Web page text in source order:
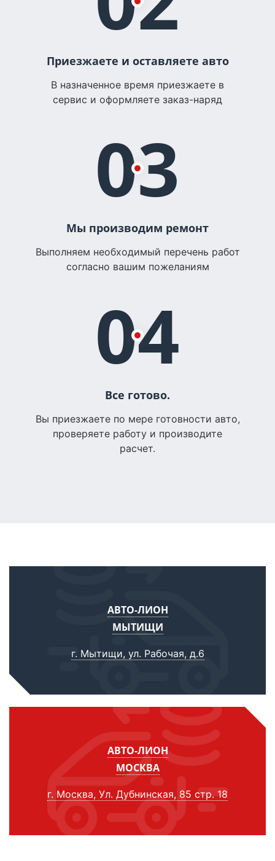
Приезжаете и оставляете авто
В назначенное время приезжаете в
сервис и оформляете заказ-наряд
03
Мы производим ремонт
Выполняем необходимый перечень работ
согласно вашим пожеланиям
04
Все готово.
Вы приезжаете по мере готовности авто,
проверяете работу и производите
расчет.
АВТО-ЛИОН
МЫТИЩИ
г. Мытищи, ул. Рабочая, д.6
АВТО-ЛИОН
МОСКВА
г. Москва, Ул. Дубнинская, 85 стр. 18